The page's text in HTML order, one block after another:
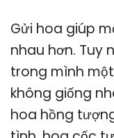
Gửi hoa giúp
nhau hơn. Tuy
trong mình
không giống
hoa hồng